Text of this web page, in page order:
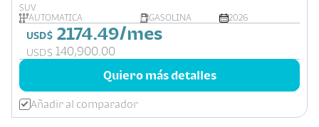
SUV
AUTOMÁTICA
GASOLINA 2026
USD$ 2174.49/mes
USD$ 140,900.00
Quiero más detalles
Añadir al comparador